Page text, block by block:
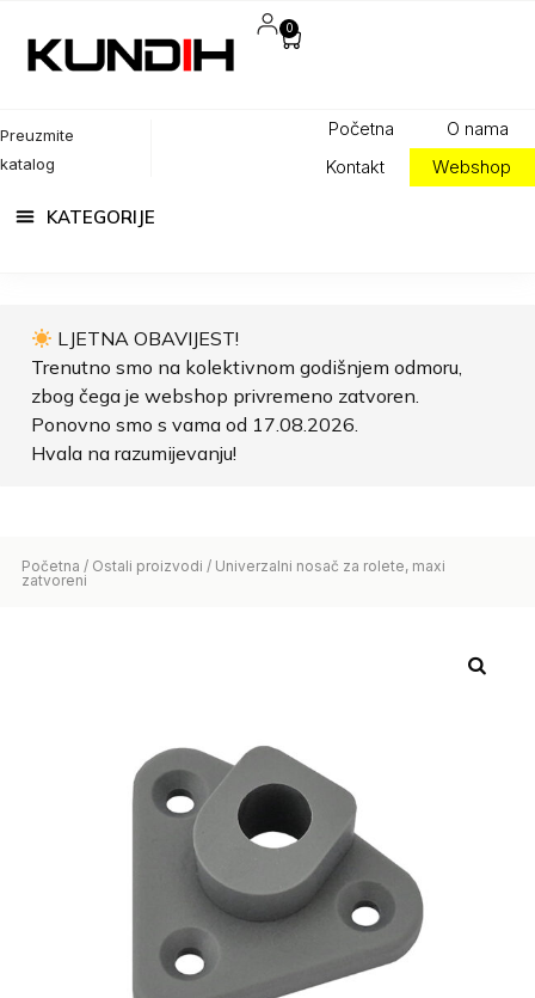
Početna
O nama
Kontakt
Webshop
Preuzmite
katalog
0
LJETNA OBAVIJEST!
Trenutno smo na kolektivnom godišnjem odmoru,
zbog čega je webshop privremeno zatvoren.
Ponovno smo s vama od 17.08.2026.
Hvala na razumijevanju!
Početna / Ostali proizvodi / Univerzalni nosač za rolete, maxi
zatvoreni